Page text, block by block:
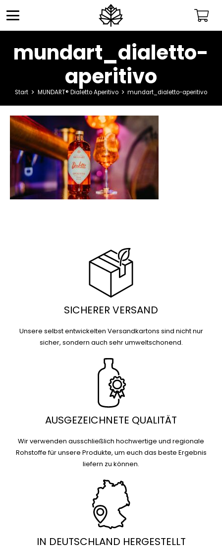
mundart_dialetto-
aperitivo
Start MUNDART® Dialetto Aperitivo mundart_dialetto-aperitivo
SICHERER VERSAND
Unsere selbst entwickelten Versandkartons sind nicht nur
sicher, sondern auch sehr umweltschonend.
AUSGEZEICHNETE QUALITÄT
Wir verwenden ausschließlich hochwertige und regionale
Rohstoffe für unsere Produkte, um euch das beste Ergebnis
liefern zu können.
IN DEUTSCHLAND HERGESTELLT